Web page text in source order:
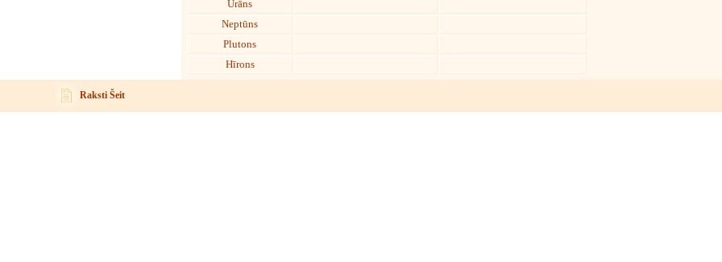
Urāns
Neptūns
Plutons
Hīrons
Raksti Šeit